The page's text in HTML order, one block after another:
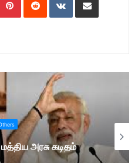
அரசு கடிதம்